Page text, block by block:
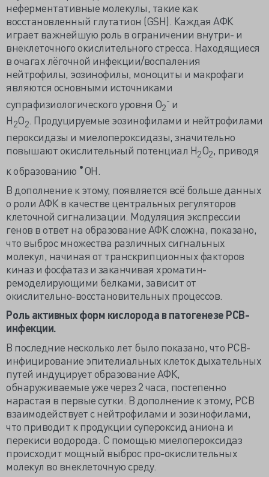
неферментативные молекулы, такие как
восстановленный глутатион (GSH). Каждая АФК
играет важнейшую роль в ограничении внутри- и
внеклеточного окислительного стресса. Находящиеся
в очагах лёгочной инфекции/воспаления
нейтрофилы, эозинофилы, моноциты и макрофаги
являются основными источниками
супрафизиологического уровня O2
- и
H2O2 . Продуцируемые эозинофилами и нейтрофилами
пероксидазы и миелопероксидазы, значительно
повышают окислительный потенциал H2O2, приводя
к образованию •OH.
В дополнение к этому, появляется всё больше данных
о роли АФК в качестве центральных регуляторов
клеточной сигнализации. Модуляция экспрессии
генов в ответ на образование АФК сложна, показано,
что выброс множества различных сигнальных
молекул, начиная от транскрипционных факторов
киназ и фосфатаз и заканчивая хроматин-
ремоделирующими белками, зависит от
окислительно-восстановительных процессов.
Роль активных форм кислорода в патогенезе РСВ-
инфекции.
В последние несколько лет было показано, что РСВ-
инфицирование эпителиальных клеток дыхательных
путей индуцирует образование АФК,
обнаруживаемые уже через 2 часа, постепенно
нарастая в первые сутки. В дополнение к этому, РСВ
взаимодействует с нейтрофилами и эозинофилами,
что приводит к продукции супероксид аниона и
перекиси водорода. С помощью миелопероксидаз
происходит мощный выброс про-окислительных
молекул во внеклеточную среду.